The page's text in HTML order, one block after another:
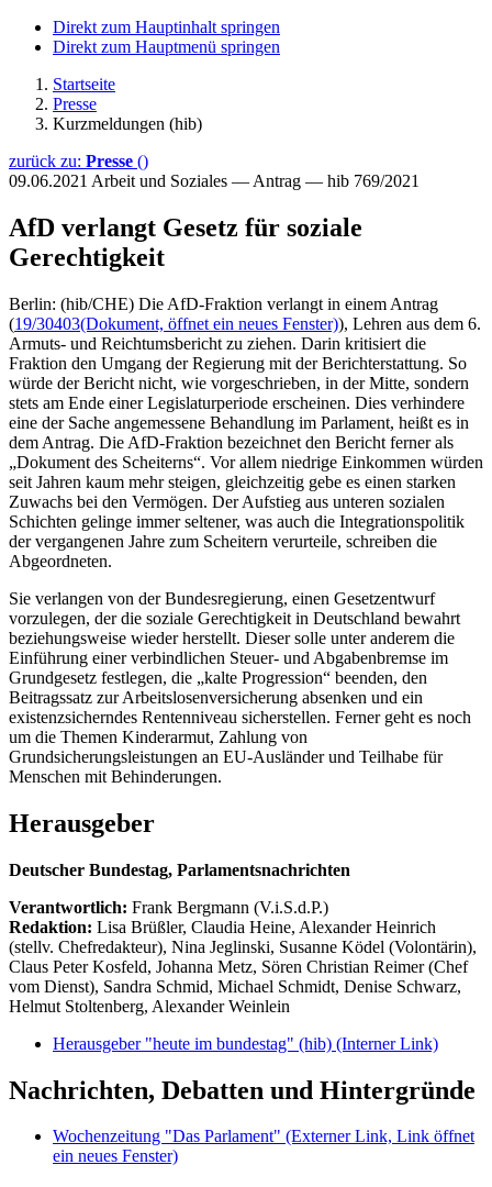
Direkt zum Hauptinhalt springen
Direkt zum Hauptmenü springen
Startseite
Presse
Kurzmeldungen (hib)
zurück zu: Presse ()
09.06.2021 Arbeit und Soziales — Antrag — hib 769/2021
AfD verlangt Gesetz für soziale
Gerechtigkeit
Berlin: (hib/CHE) Die AfD-Fraktion verlangt in einem Antrag
(19/30403(Dokument, öffnet ein neues Fenster)), Lehren aus dem 6.
Armuts- und Reichtumsbericht zu ziehen. Darin kritisiert die
Fraktion den Umgang der Regierung mit der Berichterstattung. So
würde der Bericht nicht, wie vorgeschrieben, in der Mitte, sondern
stets am Ende einer Legislaturperiode erscheinen. Dies verhindere
eine der Sache angemessene Behandlung im Parlament, heißt es in
dem Antrag. Die AfD-Fraktion bezeichnet den Bericht ferner als
„Dokument des Scheiterns“. Vor allem niedrige Einkommen würden
seit Jahren kaum mehr steigen, gleichzeitig gebe es einen starken
Zuwachs bei den Vermögen. Der Aufstieg aus unteren sozialen
Schichten gelinge immer seltener, was auch die Integrationspolitik
der vergangenen Jahre zum Scheitern verurteile, schreiben die
Abgeordneten.
Sie verlangen von der Bundesregierung, einen Gesetzentwurf
vorzulegen, der die soziale Gerechtigkeit in Deutschland bewahrt
beziehungsweise wieder herstellt. Dieser solle unter anderem die
Einführung einer verbindlichen Steuer- und Abgabenbremse im
Grundgesetz festlegen, die „kalte Progression“ beenden, den
Beitragssatz zur Arbeitslosenversicherung absenken und ein
existenzsicherndes Rentenniveau sicherstellen. Ferner geht es noch
um die Themen Kinderarmut, Zahlung von
Grundsicherungsleistungen an EU-Ausländer und Teilhabe für
Menschen mit Behinderungen.
Herausgeber
Deutscher Bundestag, Parlamentsnachrichten
Verantwortlich: Frank Bergmann (V.i.S.d.P.)
Redaktion: Lisa Brüßler, Claudia Heine, Alexander Heinrich
(stellv. Chefredakteur), Nina Jeglinski, Susanne Ködel (Volontärin),
Claus Peter Kosfeld, Johanna Metz, Sören Christian Reimer (Chef
vom Dienst), Sandra Schmid, Michael Schmidt, Denise Schwarz,
Helmut Stoltenberg, Alexander Weinlein
Herausgeber "heute im bundestag" (hib) (Interner Link)
Nachrichten, Debatten und Hintergründe
Wochenzeitung "Das Parlament" (Externer Link, Link öffnet
ein neues Fenster)